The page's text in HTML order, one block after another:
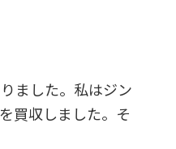
ました。私はジン
買収しました。そ